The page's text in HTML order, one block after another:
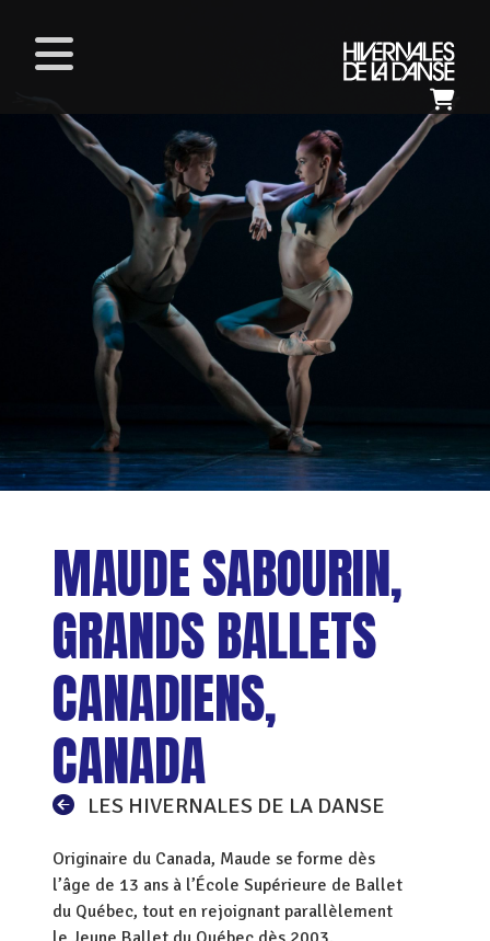
MAUDE SABOURIN,
GRANDS BALLETS
CANADIENS,
CANADA
LES HIVERNALES DE LA DANSE
Originaire du Canada, Maude se forme dès
l’âge de 13 ans à l’École Supérieure de Ballet
du Québec, tout en rejoignant parallèlement